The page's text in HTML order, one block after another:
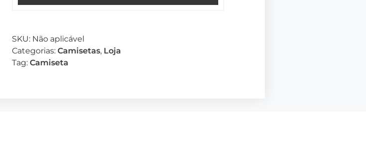
SKU: Não aplicável
Categorias: Camisetas, Loja
Tag: Camiseta